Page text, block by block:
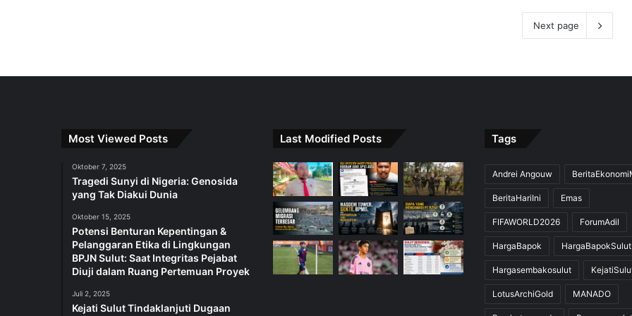
Next page
Most Viewed Posts
Oktober 7, 2025
Tragedi Sunyi di Nigeria: Genosida
yang Tak Diakui Dunia
Oktober 15, 2025
Potensi Benturan Kepentingan &
Pelanggaran Etika di Lingkungan
BPJN Sulut: Saat Integritas Pejabat
Diuji dalam Ruang Pertemuan Proyek
Juli 2, 2025
Kejati Sulut Tindaklanjuti Dugaan
Last Modified Posts Tags
Andrei Angouw
BeritaHariIni Emas
FIFAWORLD2026 ForumAdil
HargaBapok HargaBapokSulut
Hargasembakosulut
LotusArchiGold MANADO